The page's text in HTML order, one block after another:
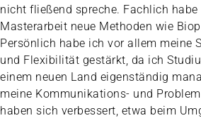
nicht fließend spreche. Fachlich
Masterarbeit neue Methoden wie
Persönlich habe ich vor allem meine
und Flexibilität gestärkt, da ich
einem neuen Land eigenständig
meine Kommunikations- und
haben sich verbessert, etwa beim